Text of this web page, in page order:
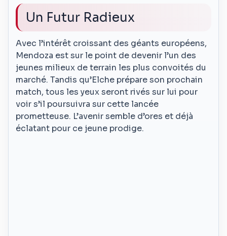
Un Futur Radieux
Avec l’intérêt croissant des géants européens,
Mendoza est sur le point de devenir l’un des
jeunes milieux de terrain les plus convoités du
marché. Tandis qu’Elche prépare son prochain
match, tous les yeux seront rivés sur lui pour
voir s’il poursuivra sur cette lancée
prometteuse. L’avenir semble d’ores et déjà
éclatant pour ce jeune prodige.